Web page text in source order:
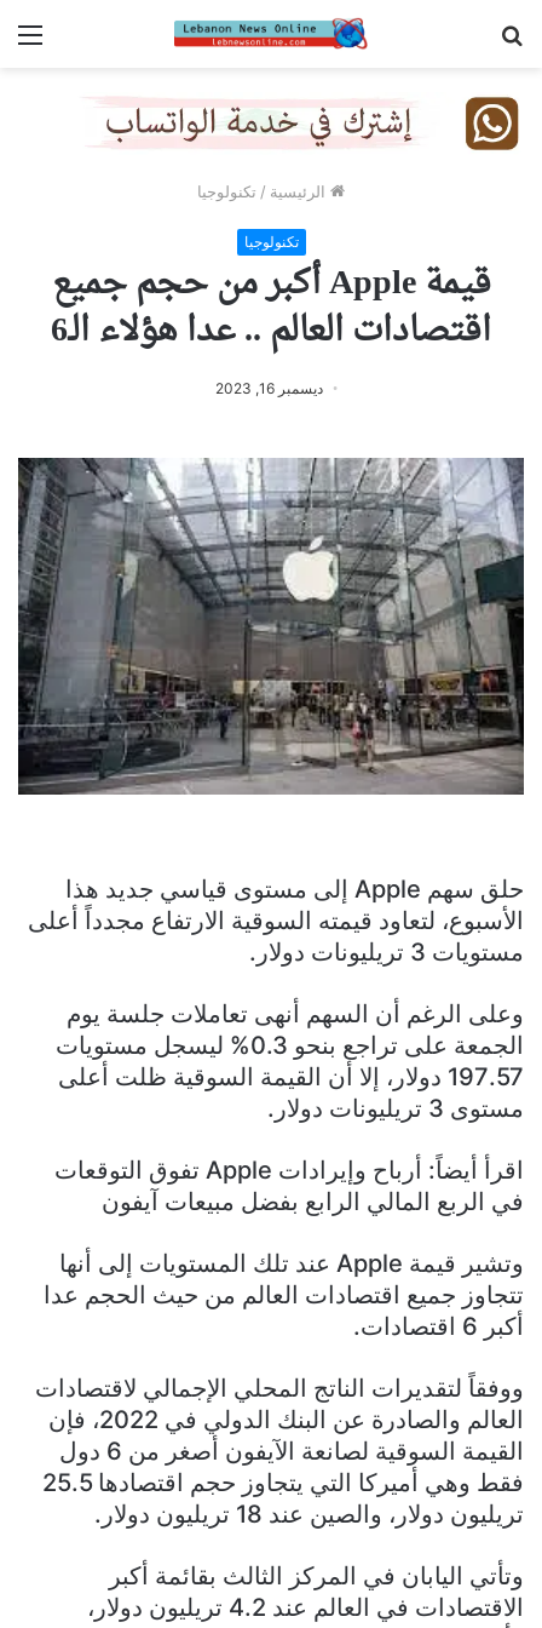
الرئيسية / تكنولوجيا
تكنولوجيا
قيمة Apple أكبر من حجم جميع
اقتصادات العالم .. عدا هؤلاء الـ6
ديسمبر 16, 2023
حلق سهم Apple إلى مستوى قياسي جديد هذا
الأسبوع، لتعاود قيمته السوقية الارتفاع مجدداً أعلى
مستويات 3 تريليونات دولار.
وعلى الرغم أن السهم أنهى تعاملات جلسة يوم
الجمعة على تراجع بنحو 0.3% ليسجل مستويات
197.57 دولار، إلا أن القيمة السوقية ظلت أعلى
مستوى 3 تريليونات دولار.
اقرأ أيضاً: أرباح وإيرادات ‏Apple‏ تفوق التوقعات
في الربع المالي الرابع بفضل مبيعات ‏آيفون
وتشير قيمة Apple عند تلك المستويات إلى أنها
تتجاوز جميع اقتصادات العالم من حيث الحجم عدا
أكبر 6 اقتصادات.
ووفقاً لتقديرات الناتج المحلي الإجمالي لاقتصادات
العالم والصادرة عن البنك الدولي في 2022، فإن
القيمة السوقية لصانعة الآيفون أصغر من 6 دول
فقط وهي أميركا التي يتجاوز حجم اقتصادها 25.5
تريليون دولار، والصين عند 18 تريليون دولار.
وتأتي اليابان في المركز الثالث بقائمة أكبر
الاقتصادات في العالم عند 4.2 تريليون دولار،